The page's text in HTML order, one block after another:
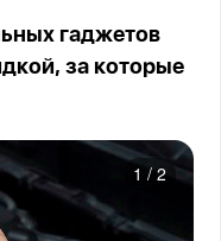
гаджетов
за которые
1 / 2